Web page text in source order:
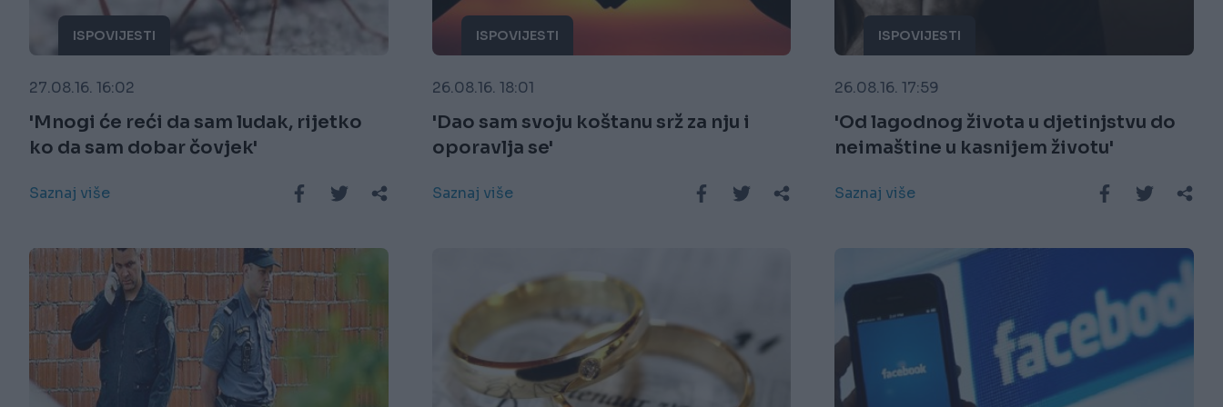
ISPOVIJESTI
27.08.16. 16:02
'Mnogi će reći da sam ludak, rijetko
ko da sam dobar čovjek'
Saznaj više
ISPOVIJESTI
26.08.16. 18:01
'Dao sam svoju koštanu srž za nju i
oporavlja se'
Saznaj više
ISPOVIJESTI
26.08.16. 17:59
'Od lagodnog života u djetinjstvu do
neimaštine u kasnijem životu'
Saznaj više